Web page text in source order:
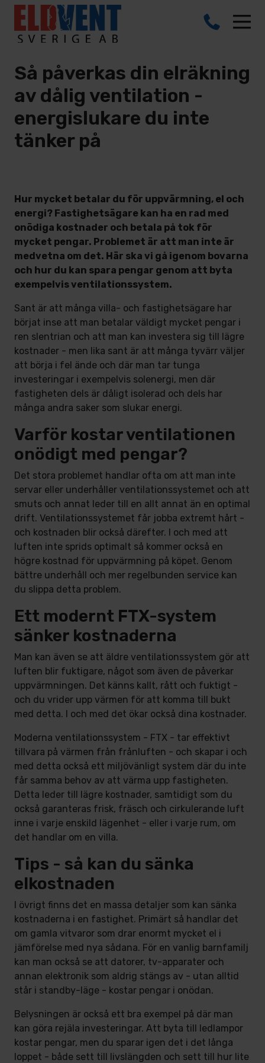
Så påverkas din elräkning
av dålig ventilation -
energislukare du inte
tänker på
Hur mycket betalar du för uppvärmning, el och
energi? Fastighetsägare kan ha en rad med
onödiga kostnader och betala på tok för
mycket pengar. Problemet är att man inte är
medvetna om det. Här ska vi gå igenom bovarna
och hur du kan spara pengar genom att byta
exempelvis ventilationssystem.
Sant är att många villa- och fastighetsägare har
börjat inse att man betalar väldigt mycket pengar i
ren slentrian och att man kan investera sig till lägre
kostnader - men lika sant är att många tyvärr väljer
att börja i fel ände och där man tar tunga
investeringar i exempelvis solenergi, men där
fastigheten dels är dåligt isolerad och dels har
många andra saker som slukar energi.
Varför kostar ventilationen
onödigt med pengar?
Det stora problemet handlar ofta om att man inte
servar eller underhåller ventilationssystemet och att
smuts och annat leder till en allt annat än en optimal
drift. Ventilationssystemet får jobba extremt hårt -
och kostnaden blir också därefter. I och med att
luften inte sprids optimalt så kommer också en
högre kostnad för uppvärmning på köpet. Genom
bättre underhåll och mer regelbunden service kan
du slippa detta problem.
Ett modernt FTX-system
sänker kostnaderna
Man kan även se att äldre ventilationssystem gör att
luften blir fuktigare, något som även de påverkar
uppvärmningen. Det känns kallt, rått och fuktigt -
och du vrider upp värmen för att komma till bukt
med detta. I och med det ökar också dina kostnader.
Moderna ventilationssystem - FTX - tar effektivt
tillvara på värmen från frånluften - och skapar i och
med detta också ett miljövänligt system där du inte
får samma behov av att värma upp fastigheten.
Detta leder till lägre kostnader, samtidigt som du
också garanteras frisk, fräsch och cirkulerande luft
inne i varje enskild lägenhet - eller i varje rum, om
det handlar om en villa.
Tips - så kan du sänka
elkostnaden
I övrigt finns det en massa detaljer som kan sänka
kostnaderna i en fastighet. Primärt så handlar det
om gamla vitvaror som drar enormt mycket el i
jämförelse med nya sådana. För en vanlig barnfamilj
kan man också se att datorer, tv-apparater och
annan elektronik som aldrig stängs av - utan alltid
står i standby-läge - kostar pengar i onödan.
Belysningen är också ett bra exempel på där man
kan göra rejäla investeringar. Att byta till ledlampor
kostar pengar, men du sparar igen det i det långa
loppet - både sett till livslängden och sett till hur lite